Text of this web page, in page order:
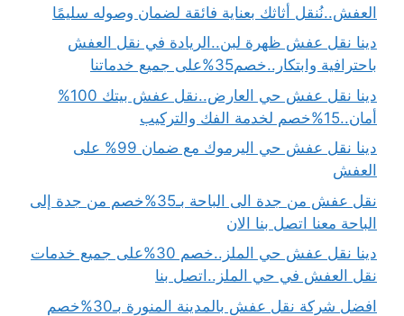
العفش..نُنقل أثاثك بعناية فائقة لضمان وصوله سليمًا
دينا نقل عفش ظهرة لبن..الريادة في نقل العفش
باحترافية وابتكار..خصم35%على جميع خدماتنا
دينا نقل عفش حي العارض..نقل عفش بيتك 100%
أمان..15%خصم لخدمة الفك والتركيب
دينا نقل عفش حي اليرموك مع ضمان 99% على
العفش
نقل عفش من جدة الى الباحة بـ35%خصم من جدة إلى
الباحة معنا اتصل بنا الان
دينا نقل عفش حي الملز..خصم 30%على جميع خدمات
نقل العفش في حي الملز..اتصل بنا
افضل شركة نقل عفش بالمدينة المنورة بـ30%خصم